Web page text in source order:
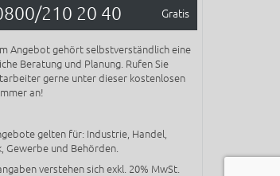
210 20 40 Gratis
Angebot gehört selbstverständlich eine
Beratung und Planung. Rufen Sie
gerne unter dieser kostenlosen
an!
gelten für: Industrie, Handel,
Gewerbe und Behörden.
verstehen sich exkl. 20% MwSt.